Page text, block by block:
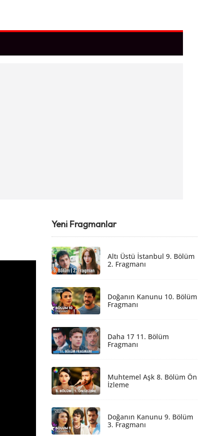
Yeni Fragmanlar
Altı Üstü İstanbul 9. Bölüm
2. Fragmanı
Doğanın Kanunu 10. Bölüm
Fragmanı
Daha 17 11. Bölüm
Fragmanı
Muhtemel Aşk 8. Bölüm Ön
İzleme
Doğanın Kanunu 9. Bölüm
3. Fragmanı